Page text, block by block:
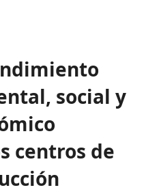
social y
centros de